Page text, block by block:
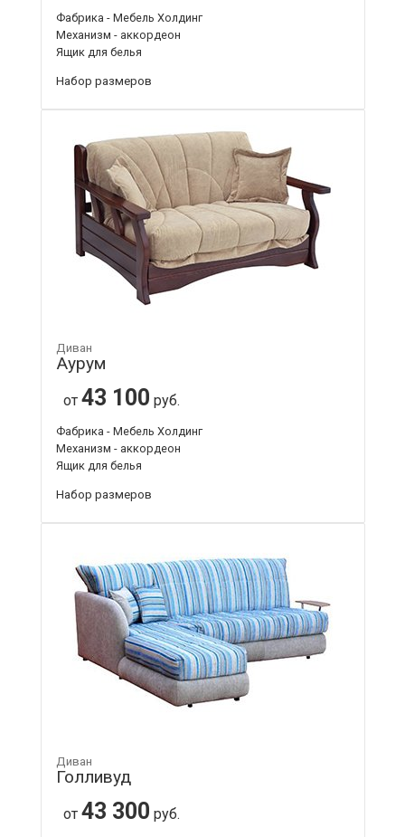
Фабрика - Мебель Холдинг
Механизм - аккордеон
Ящик для белья
Набор размеров
Диван
Аурум
от 43 100 руб.
Фабрика - Мебель Холдинг
Механизм - аккордеон
Ящик для белья
Набор размеров
Диван
Голливуд
от 43 300 руб.